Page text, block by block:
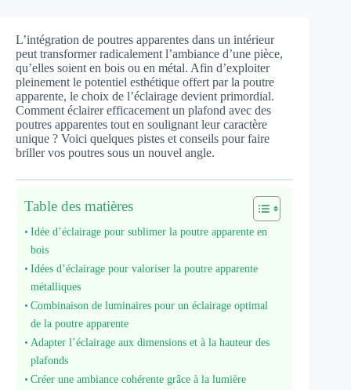
L’intégration de poutres apparentes dans un intérieur
peut transformer radicalement l’ambiance d’une pièce,
qu’elles soient en bois ou en métal. Afin d’exploiter
pleinement le potentiel esthétique offert par la poutre
apparente, le choix de l’éclairage devient primordial.
Comment éclairer efficacement un plafond avec des
poutres apparentes tout en soulignant leur caractère
unique ? Voici quelques pistes et conseils pour faire
briller vos poutres sous un nouvel angle.
Table des matières
Idée d’éclairage pour sublimer la poutre apparente en
bois
Idées d’éclairage pour valoriser la poutre apparente
métalliques
Combinaison de luminaires pour un éclairage optimal
de la poutre apparente
Adapter l’éclairage aux dimensions et à la hauteur des
plafonds
Créer une ambiance cohérente grâce à la lumière